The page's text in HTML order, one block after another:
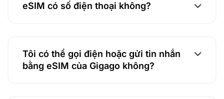
eSIM có số điện thoại không?
Tôi có thể gọi điện hoặc gửi tin nhắn
bằng eSIM của Gigago không?